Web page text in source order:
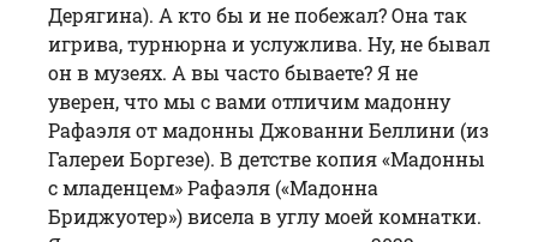
Дерягина). А кто бы и не побежал? Она так
игрива, турнюрна и услужлива. Ну, не бывал
он в музеях. А вы часто бываете? Я не
уверен, что мы с вами отличим мадонну
Рафаэля от мадонны Джованни Беллини (из
Галереи Боргезе). В детстве копия «Мадонны
с младенцем» Рафаэля («Мадонна
Бриджуотер») висела в углу моей комнатки.